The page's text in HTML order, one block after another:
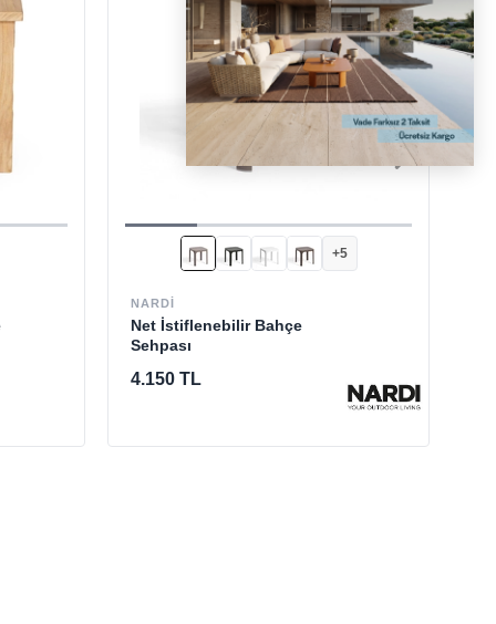
[email protected]
+5
NARDI
Net İstiflenebilir Bahçe
Sehpası
4.150 TL